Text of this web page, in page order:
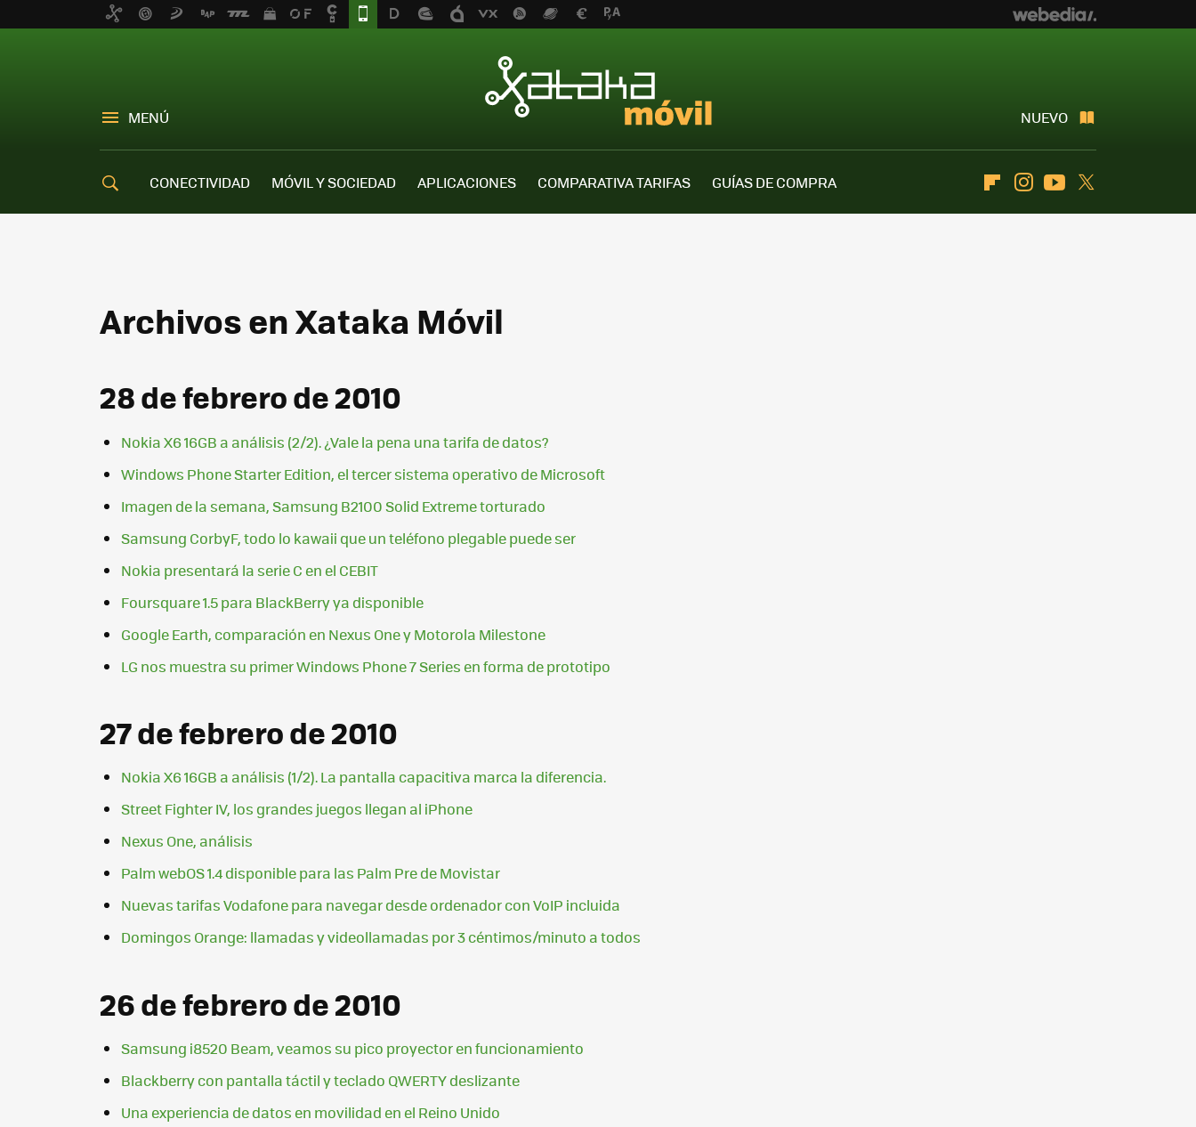
MENÚ NUEVO
CONECTIVIDAD MÓVIL Y SOCIEDAD APLICACIONES COMPARATIVA TARIFAS
GUÍAS DE COMPRA
FlipboardInstagramYoutube
Archivos en Xataka Móvil
28 de febrero de 2010
Nokia X6 16GB a análisis (2/2). ¿Vale la pena una tarifa de datos?
Windows Phone Starter Edition, el tercer sistema operativo de Microsoft
Imagen de la semana, Samsung B2100 Solid Extreme torturado
Samsung CorbyF, todo lo kawaii que un teléfono plegable puede ser
Nokia presentará la serie C en el CEBIT
Foursquare 1.5 para BlackBerry ya disponible
Google Earth, comparación en Nexus One y Motorola Milestone
LG nos muestra su primer Windows Phone 7 Series en forma de prototipo
27 de febrero de 2010
Nokia X6 16GB a análisis (1/2). La pantalla capacitiva marca la diferencia.
Street Fighter IV, los grandes juegos llegan al iPhone
Nexus One, análisis
Palm webOS 1.4 disponible para las Palm Pre de Movistar
Nuevas tarifas Vodafone para navegar desde ordenador con VoIP incluida
Domingos Orange: llamadas y videollamadas por 3 céntimos/minuto a todos
26 de febrero de 2010
Samsung i8520 Beam, veamos su pico proyector en funcionamiento
Blackberry con pantalla táctil y teclado QWERTY deslizante
Una experiencia de datos en movilidad en el Reino Unido